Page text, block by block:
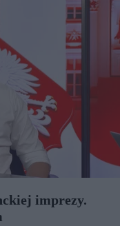
imprezy.